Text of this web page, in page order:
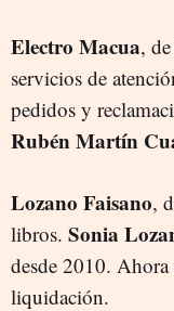
Electro Macua,
servicios de
pedidos y
Rubén Martín
Lozano Faisano,
libros. Sonia
desde 2010. Ahora
liquidación.